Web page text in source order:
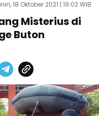
18 Oktober 2021 | 19:02 WIB
Misterius di
Buton